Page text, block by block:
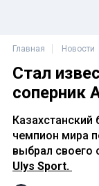
Главная Новости
Стал
соперник
чемпион мира
выбрал своего
Ulys Sport.